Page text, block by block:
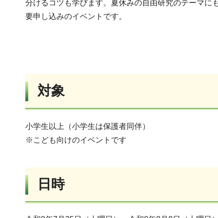
分けるコツも学びます。夏休みの自由研究のテーマに
要申し込みのイベントです。
対象
小学生以上（小学生は保護者同伴）
※こども向けのイベントです
日時